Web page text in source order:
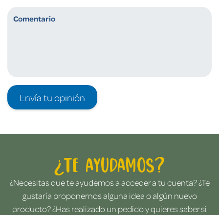
Envía tu opinión
¿Te ayudamos?
¿Necesitas que te ayudemos a acceder a tu cuenta? ¿Te
gustaría proponernos alguna idea o algún nuevo
producto? ¿Has realizado un pedido y quieres saber si